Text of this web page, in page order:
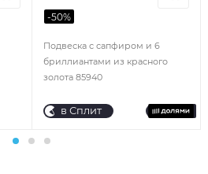
Подвеска с сапфиром и 6
бриллиантами из красного
золота 85940
-50%
в Сплит